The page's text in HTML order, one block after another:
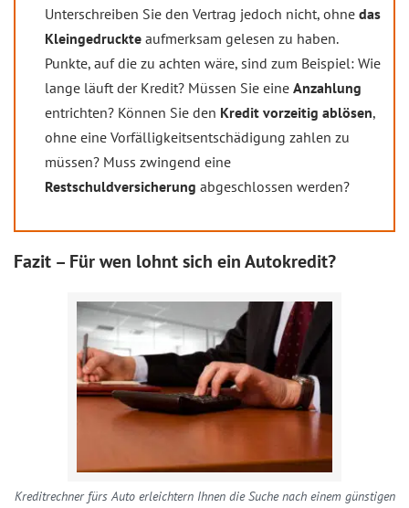
Unterschreiben Sie den Vertrag jedoch nicht, ohne das
Kleingedruckte aufmerksam gelesen zu haben.
Punkte, auf die zu achten wäre, sind zum Beispiel: Wie
lange läuft der Kredit? Müssen Sie eine Anzahlung
entrichten? Können Sie den Kredit vorzeitig ablösen,
ohne eine Vorfälligkeitsentschädigung zahlen zu
müssen? Muss zwingend eine
Restschuldversicherung abgeschlossen werden?
Fazit – Für wen lohnt sich ein Autokredit?
Kreditrechner fürs Auto erleichtern Ihnen die Suche nach einem günstigen